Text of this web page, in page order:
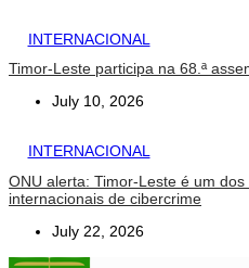
INTERNACIONAL
Timor-Leste participa na 68.ª
July 10, 2026
INTERNACIONAL
ONU alerta: Timor-Leste é um
internacionais de cibercrime
July 22, 2026